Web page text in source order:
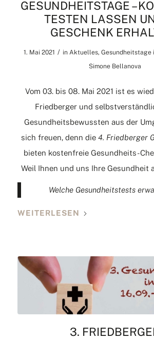
GESUNDHEITSTAGE –
TESTEN LASSEN
GESCHENK
1. Mai 2021 / in Aktuelles, Gesundheitstage
Simone Bellanova
Vom 03. bis 08. Mai 2021 ist es
Friedberger und
Gesundheitsbewussten aus der
sich freuen, denn die4. Friedberger
bieten kostenfreie Gesundheits-
Weil Ihnen und uns Ihre Gesundheit
Welche Gesundheitstests
WEITERLESEN
3.